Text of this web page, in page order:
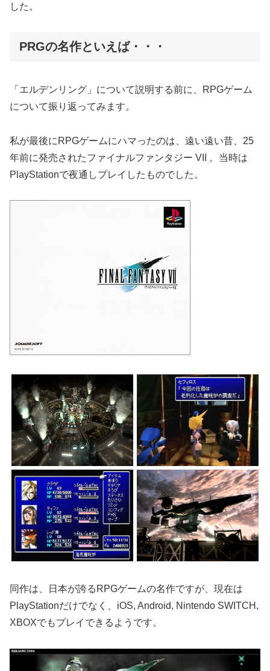
した。
PRGの名作といえば・・・
「エルデンリング」について説明する前に、RPGゲーム
について振り返ってみます。
私が最後にRPGゲームにハマったのは、遠い遠い昔、25
年前に発売されたファイナルファンタジー VII 。 当時は
PlayStationで夜通しプレイしたものでした。
同作は、日本が誇るRPGゲームの名作ですが、現在は
PlayStationだけでなく、iOS, Android, Nintendo SWITCH,
XBOXでもプレイできるようです。